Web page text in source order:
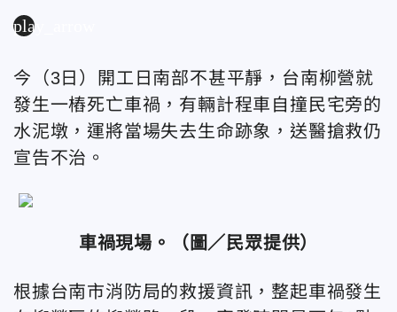
play_arrow
今（3日）開工日南部不甚平靜，台南柳營就
發生一樁死亡車禍，有輛計程車自撞民宅旁的
水泥墩，運將當場失去生命跡象，送醫搶救仍
宣告不治。
車禍現場。 （圖／民眾提供）
根據台南市消防局的救援資訊，整起車禍發生